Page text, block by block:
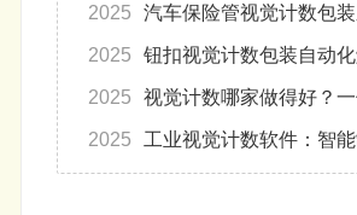
2025 汽车保险管视觉计数包
2025 钮扣视觉计数包装自动
2025 视觉计数哪家做得好？
2025 工业视觉计数软件：智